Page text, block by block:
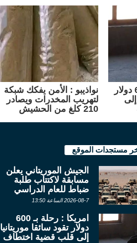
امريكا : رحلة بـ 600 دولار
نواذيبو : الأمن يفكك شبكة
لتهريب المخدرات ويصادر
210 كلغ من الحشيش
مستجدات الموقع
الجيش الموريتاني يعلن
مسابقة لاكتتاب طلبة
ضباط للعام الدراسي
2026-08-7 الساعة 13:50
امريكا : رحلة بـ 600
دولار تقود سائقا موريتانيا
إلى قلب قضية اختطاف